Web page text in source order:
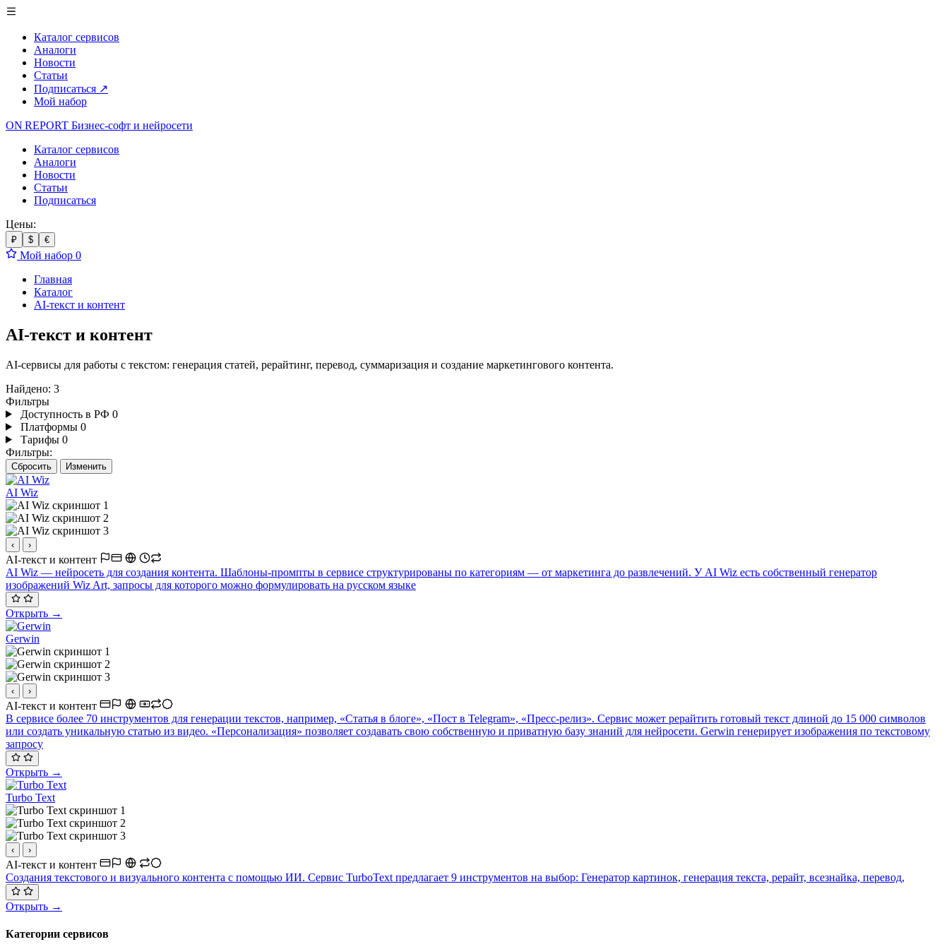
Каталог сервисов
Аналоги
Новости
Статьи
Подписаться ↗
Мой набор
ON REPORT Бизнес-софт и нейросети
Каталог сервисов
Аналоги
Новости
Статьи
Подписаться
Цены:
₽ $ €
Мой набор 0
Главная
Каталог
AI-текст и контент
AI-текст и контент
AI-сервисы для работы с текстом: генерация статей, рерайтинг, перевод, суммаризация и создание маркетингового контента.
Найдено: 3
Фильтры
Доступность в РФ 0
Платформы 0
Тарифы 0
Фильтры:
Сбросить Изменить
AI Wiz
‹ ›
AI-текст и контент
AI Wiz — нейросеть для создания контента. Шаблоны-промпты в сервисе структурированы по категориям — от маркетинга до развлечений. У AI Wiz есть собственный генератор
изображений Wiz Art, запросы для которого можно формулировать на русском языке
Открыть →
Gerwin
‹ ›
AI-текст и контент
В сервисе более 70 инструментов для генерации текстов, например, «Статья в блоге», «Пост в Telegram», «Пресс-релиз». Сервис может рерайтить готовый текст длиной до 15 000 символов
или создать уникальную статью из видео. «Персонализация» позволяет создавать свою собственную и приватную базу знаний для нейросети. Gerwin генерирует изображения по текстовому
запросу
Открыть →
Turbo Text
‹ ›
AI-текст и контент
Создания текстового и визуального контента с помощью ИИ. Сервис TurboText предлагает 9 инструментов на выбор: Генератор картинок, генерация текста, рерайт, всезнайка, перевод,
Открыть →
Категории сервисов